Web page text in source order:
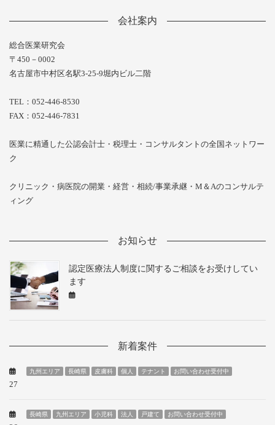
会社案内
総合医業研究会
〒450－0002
名古屋市中村区名駅3-25-9堀内ビル二階
TEL：052-446-8530
FAX：052-446-7831
医業に精通した公認会計士・税理士・コンサルタントの全国ネットワー
ク
クリニック・病医院の開業・経営・相続/事業承継・M＆Aのコンサルテ
ィング
お知らせ
認定医療法人制度に関するご相談をお受けしてい
ます
新着案件
九州エリア 長崎県 皮膚科 個人 テナント お問い合わせ受付中
27
長崎県 九州エリア 小児科 法人 戸建て お問い合わせ受付中